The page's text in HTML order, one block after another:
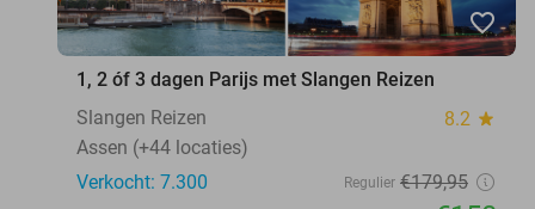
favorite_border
1, 2 óf 3 dagen Parijs met Slangen Reizen
Slangen Reizen
8.2 star
Assen (+44 locaties)
Verkocht: 7.300
Regulier €179,95